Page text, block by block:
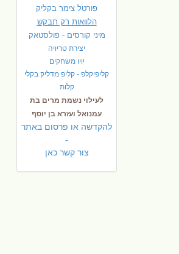
פורטל צימר בקליק
הלוואות רק תבקש
מיני קורסים - פולסטאק
יצירת טריויה
יויו משחקים
קליפיקלפ - קליפ מדליק בקלי
קלות
לעילוי נשמת מרים בת
עמנואל ועזרא בן יוסף
להקדשה או פרסום באתר
-
צור קשר כאן